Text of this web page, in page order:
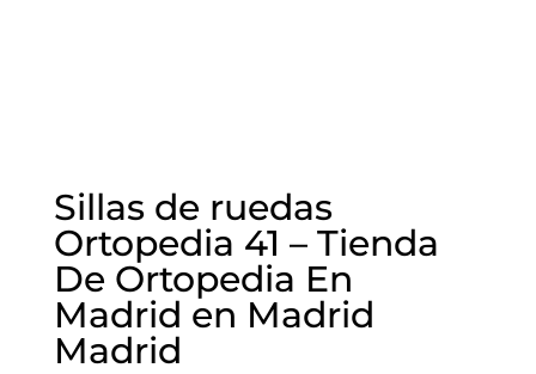
Sillas de ruedas
Ortopedia 41 – Tienda
De Ortopedia En
Madrid en Madrid
Madrid